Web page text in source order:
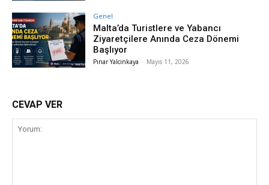
Genel
Malta’da Turistlere ve Yabancı
Ziyaretçilere Anında Ceza Dönemi
Başlıyor
Pınar Yalcinkaya - Mayıs 11, 2026
CEVAP VER